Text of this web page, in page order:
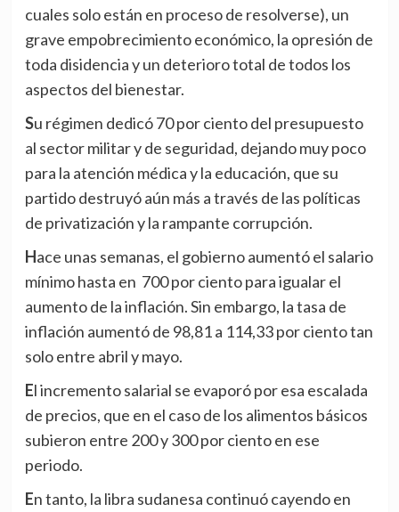
cuales solo están en proceso de resolverse), un
grave empobrecimiento económico, la opresión de
toda disidencia y un deterioro total de todos los
aspectos del bienestar.
Su régimen dedicó 70 por ciento del presupuesto
al sector militar y de seguridad, dejando muy poco
para la atención médica y la educación, que su
partido destruyó aún más a través de las políticas
de privatización y la rampante corrupción.
Hace unas semanas, el gobierno aumentó el salario
mínimo hasta en 700 por ciento para igualar el
aumento de la inflación. Sin embargo, la tasa de
inflación aumentó de 98,81 a 114,33 por ciento tan
solo entre abril y mayo.
El incremento salarial se evaporó por esa escalada
de precios, que en el caso de los alimentos básicos
subieron entre 200 y 300 por ciento en ese
periodo.
En tanto, la libra sudanesa continuó cayendo en